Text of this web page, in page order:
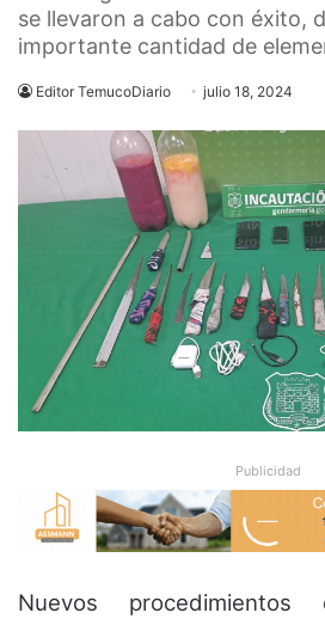
se llevaron a cabo con éxito,
importante cantidad de
Editor TemucoDiario julio 18, 2024
Publicidad
Nuevos